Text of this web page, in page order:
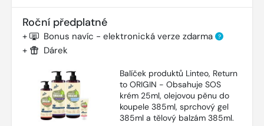
Roční předplatné
+ Bonus navíc - elektronická verze zdarma ?
+ Dárek
Balíček produktů Linteo, Return
to ORIGIN - Obsahuje SOS
krém 25ml, olejovou pěnu do
koupele 385ml, sprchový gel
385ml a tělový balzám 385ml.